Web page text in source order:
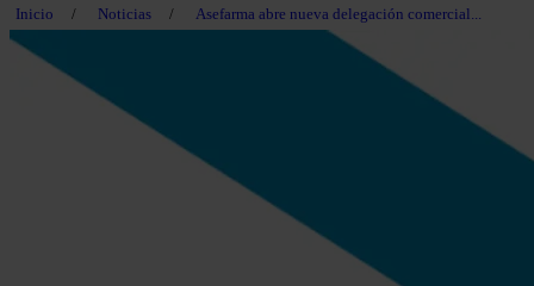
Inicio / Noticias / Asefarma abre nueva delegación comercial...